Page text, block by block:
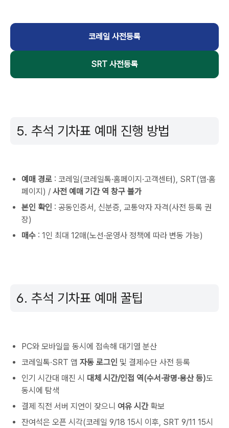
코레일 사전등록
SRT 사전등록
5. 추석 기차표 예매 진행 방법
예매 경로 : 코레일(코레일톡·홈페이지·고객센터), SRT(앱·홈
페이지) / 사전 예매 기간 역 창구 불가
본인 확인 : 공동인증서, 신분증, 교통약자 자격(사전 등록 권
장)
매수 : 1인 최대 12매(노선·운영사 정책에 따라 변동 가능)
6. 추석 기차표 예매 꿀팁
PC와 모바일을 동시에 접속해 대기열 분산
코레일톡·SRT 앱 자동 로그인 및 결제수단 사전 등록
인기 시간대 매진 시 대체 시간/인접 역(수서·광명·용산 등)도
동시에 탐색
결제 직전 서버 지연이 잦으니 여유 시간확보
잔여석은 오픈 시각(코레일 9/18 15시 이후, SRT 9/11 15시